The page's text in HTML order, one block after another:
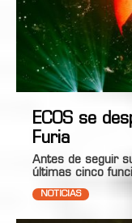
ECOS se
Furia
Antes de seguir
últimas cinco
NOTICIAS